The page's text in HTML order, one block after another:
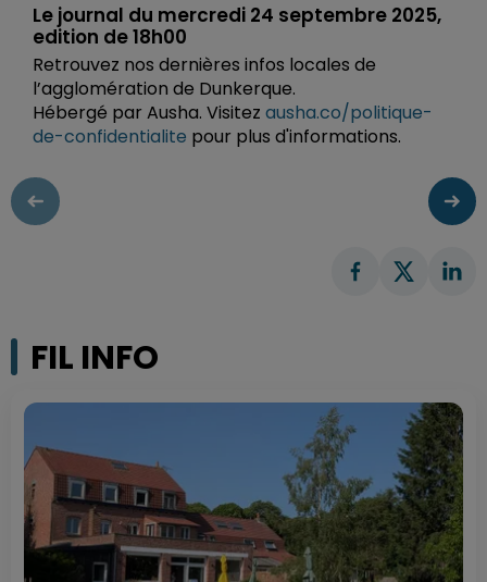
Le journal du mercredi 24 septembre 2025,
edition de 18h00
Retrouvez nos dernières infos locales de
l’agglomération de Dunkerque.
Hébergé par Ausha. Visitez ausha.co/politique-
de-confidentialite pour plus d'informations.
FIL INFO